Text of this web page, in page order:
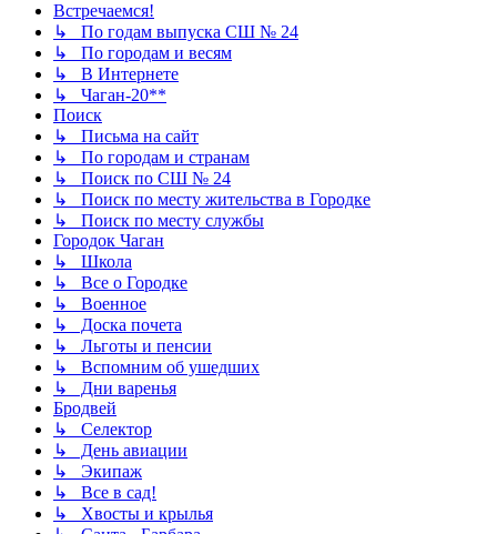
Встречаемся!
↳ По годам выпуска СШ № 24
↳ По городам и весям
↳ В Интернете
↳ Чаган-20**
Поиск
↳ Письма на сайт
↳ По городам и странам
↳ Поиск по СШ № 24
↳ Поиск по месту жительства в Городке
↳ Поиск по месту службы
Городок Чаган
↳ Школа
↳ Все о Городке
↳ Военное
↳ Доска почета
↳ Льготы и пенсии
↳ Вспомним об ушедших
↳ Дни варенья
Бродвей
↳ Селектор
↳ День авиации
↳ Экипаж
↳ Все в сад!
↳ Хвосты и крылья